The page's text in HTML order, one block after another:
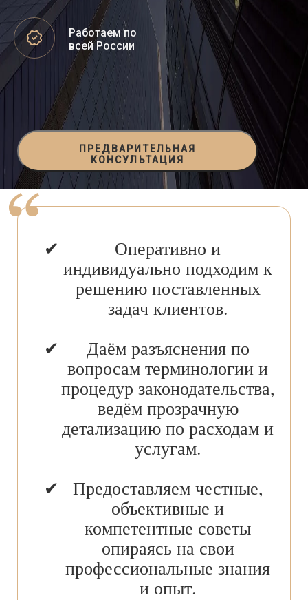
Работаем по
всей России
ПРЕДВАРИТЕЛЬНАЯ
КОНСУЛЬТАЦИЯ
Оперативно и
индивидуально подходим к
решению поставленных
задач клиентов.
Даём разъяснения по
вопросам терминологии и
процедур законодательства,
ведём прозрачную
детализацию по расходам и
услугам.
Предоставляем честные,
объективные и
компетентные советы
опираясь на свои
профессиональные знания
и опыт.